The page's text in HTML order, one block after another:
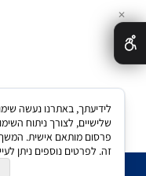
✕
שלישיים, לצורך ניתוח
פרסום מותאם אישית.
זה. לפרטים נוספים ניתן